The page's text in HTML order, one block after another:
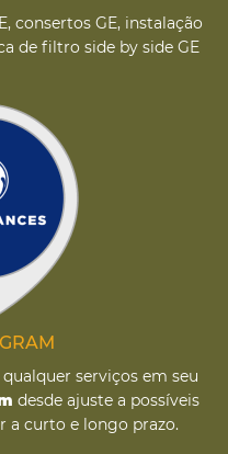
consertos GE, instalação
de filtro side by side GE
serviços em seu
desde ajuste a possíveis
a curto e longo prazo.